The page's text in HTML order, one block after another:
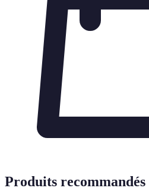
Produits recommandés